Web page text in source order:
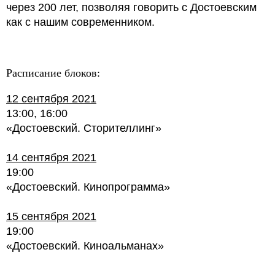
через 200 лет, позволяя говорить с Достоевским
как с нашим современником.
Расписание блоков:
12 сентября 2021
13:00, 16:00
«Достоевский. Сторителлинг»
14 сентября 2021
19:00
«Достоевский. Кинопрограмма»
15 сентября 2021
19:00
«Достоевский. Киноальманах»